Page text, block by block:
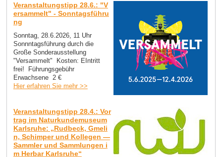
Veranstaltungstipp 28.6.: "V
ersammelt" - Sonntagsführu
ng
Sonntag, 28.6.2026, 11 Uhr
Sonnntagsführung durch die
Große Sonderausstellung
"Versammelt" Kosten: EIntritt
frei! Führungsgebühr
Erwachsene 2 €
Hier erfahren Sie mehr >>
Veranstaltungstipp 28.4.: Vor
trag im Naturkundemuseum
Karlsruhe: „Rudbeck, Gmeli
n, Schimper und Kollegen —
Sammler und Sammlungen i
m Herbar Karlsruhe“